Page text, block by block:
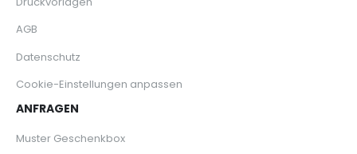
AGB
Datenschutz
Cookie-Einstellungen anpassen
ANFRAGEN
Muster Geschenkbox